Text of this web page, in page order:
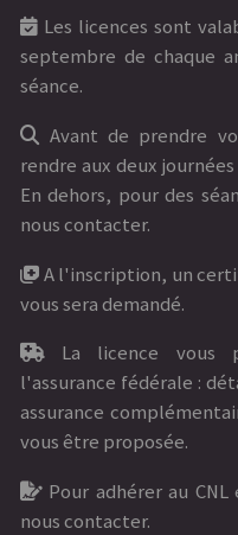
Les licences sont
septembre de chaque
séance.
Avant de prendre
rendre aux deux
En dehors, pour des
nous contacter.
A l'inscription, un
vous sera demandé.
La licence vous
l'assurance fédérale :
assurance
vous être proposée.
Pour adhérer au
nous contacter.